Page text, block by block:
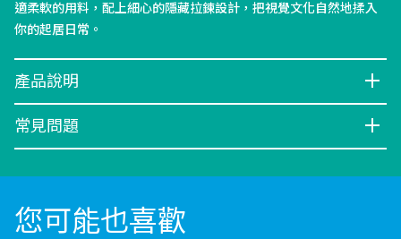
適柔軟的用料，配上細心的隱藏拉鍊設計，把視覺文化自然地揉入
你的起居日常。
產品說明
常見問題
您可能也喜歡